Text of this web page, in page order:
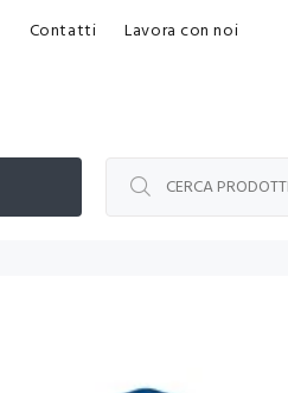
Contatti Lavora con noi